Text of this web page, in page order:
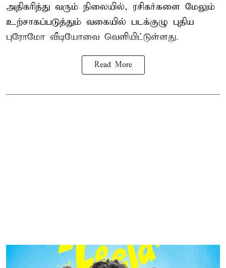
அதிகரித்து வரும் நிலையில், ரசிகர்களை மேலும்
உற்சாகப்படுத்தும் வகையில் படக்குழு புதிய
புரோமோ வீடியோவை வெளியிட்டுள்ளது.
Read More